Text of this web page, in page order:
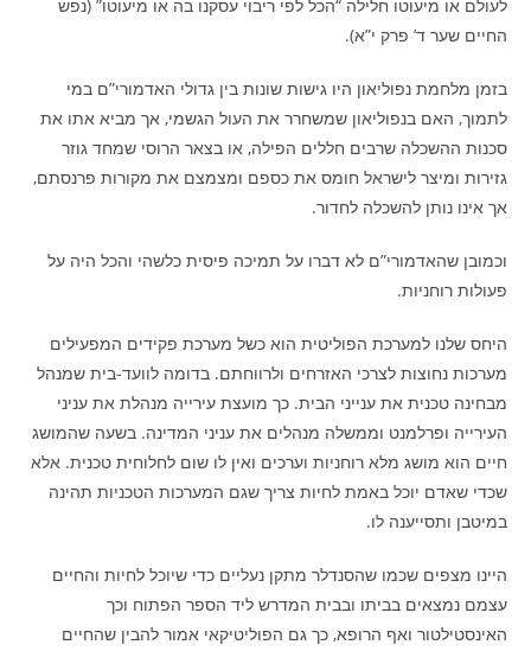
לעולם או מיעוטו חלילה “הכל לפי ריבוי עסקנו בה או מיעוטו” (נפש
החיים שער ד’ פרק י”א).
בזמן מלחמת נפוליאון היו גישות שונות בין גדולי האדמורי”ם במי
לתמוך, האם בנפוליאון שמשחרר את העול הגשמי, אך מביא אתו את
סכנות ההשכלה שרבים חללים הפילה, או בצאר הרוסי שמחד גוזר
גזירות ומיצר לישראל חומס את כספם ומצמצם את מקורות פרנסתם,
אך אינו נותן להשכלה לחדור.
וכמובן שהאדמורי”ם לא דברו על תמיכה פיסית כלשהי והכל היה על
פעולות רוחניות.
היחס שלנו למערכת הפוליטית הוא כשל מערכת פקידים המפעילים
מערכות נחוצות לצרכי האזרחים ולרווחתם. בדומה לוועד-בית שמנהל
מבחינה טכנית את ענייני הבית. כך מועצת עירייה מנהלת את עניני
העירייה ופרלמנט וממשלה מנהלים את עניני המדינה. בשעה שהמושג
חיים הוא מושג מלא רוחניות וערכים ואין לו שום לחלוחית טכנית. אלא
שכדי שאדם יוכל באמת לחיות צריך שגם המערכות הטכניות תהינה
במיטבן ותסייענה לו.
היינו מצפים שכמו שהסנדלר מתקן נעליים כדי שיוכל לחיות והחיים
עצמם נמצאים בביתו ובבית המדרש ליד הספר הפתוח וכך
האינסטילטור ואף הרופא, כך גם הפוליטיקאי אמור להבין שהחיים